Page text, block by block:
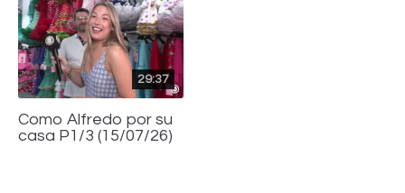
29:37
Como Alfredo por su
casa P1/3 (15/07/26)